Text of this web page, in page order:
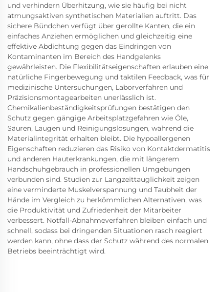
und verhindern Überhitzung, wie sie häufig bei nicht
atmungsaktiven synthetischen Materialien auftritt. Das
sichere Bündchen verfügt über gerollte Kanten, die ein
einfaches Anziehen ermöglichen und gleichzeitig eine
effektive Abdichtung gegen das Eindringen von
Kontaminanten im Bereich des Handgelenks
gewährleisten. Die Flexibilitätseigenschaften erlauben eine
natürliche Fingerbewegung und taktilen Feedback, was für
medizinische Untersuchungen, Laborverfahren und
Präzisionsmontagearbeiten unerlässlich ist.
Chemikalienbeständigkeitsprüfungen bestätigen den
Schutz gegen gängige Arbeitsplatzgefahren wie Öle,
Säuren, Laugen und Reinigungslösungen, während die
Materialintegrität erhalten bleibt. Die hypoallergenen
Eigenschaften reduzieren das Risiko von Kontaktdermatitis
und anderen Hauterkrankungen, die mit längerem
Handschuhgebrauch in professionellen Umgebungen
verbunden sind. Studien zur Langzeittauglichkeit zeigen
eine verminderte Muskelverspannung und Taubheit der
Hände im Vergleich zu herkömmlichen Alternativen, was
die Produktivität und Zufriedenheit der Mitarbeiter
verbessert. Notfall-Abnahmeverfahren bleiben einfach und
schnell, sodass bei dringenden Situationen rasch reagiert
werden kann, ohne dass der Schutz während des normalen
Betriebs beeinträchtigt wird.